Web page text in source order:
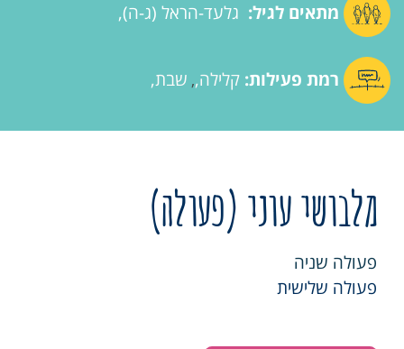
מתאים לגיל: גלעד-הראל (ג-ה)
רמת פעילות: קלילה , שבת
מלבושי עוני (פעולה)
פעולה שניה
פעולה שלישית